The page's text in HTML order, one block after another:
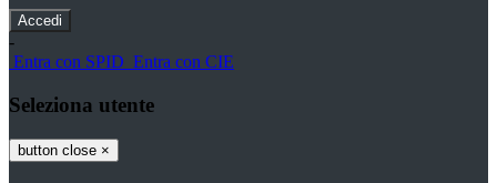
-
Entra con SPID Entra con CIE
Seleziona utente
button close ×